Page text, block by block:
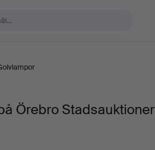
Örebro Stadsauktioner